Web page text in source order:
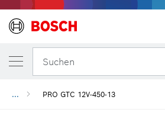
Suchen
... PRO GTC 12V-450-13